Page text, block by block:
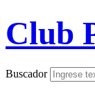
Club
Buscador